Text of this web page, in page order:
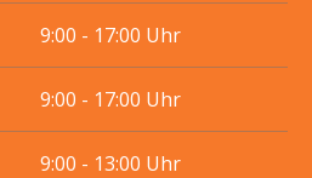
9:00 - 17:00 Uhr
9:00 - 17:00 Uhr
9:00 - 13:00 Uhr